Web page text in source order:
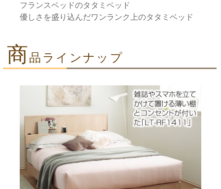
フランスベッドのタタミベッド
優しさを盛り込んだワンランク上のタタミベッド
商品ラインナップ